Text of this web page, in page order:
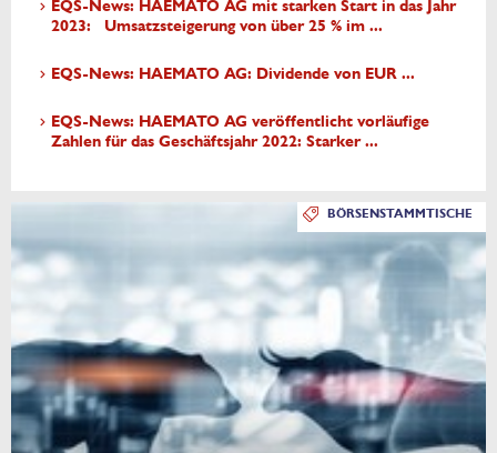
EQS-News: HAEMATO AG mit starken Start in das Jahr
2023: Umsatzsteigerung von über 25 % im ...
EQS-News: HAEMATO AG: Dividende von EUR ...
EQS-News: HAEMATO AG veröffentlicht vorläufige
Zahlen für das Geschäftsjahr 2022: Starker ...
BÖRSENSTAMMTISCHE